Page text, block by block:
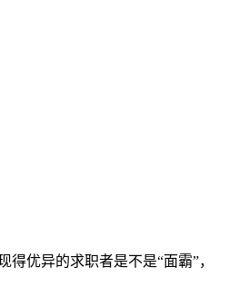
优异的求职者是不是“面霸”，